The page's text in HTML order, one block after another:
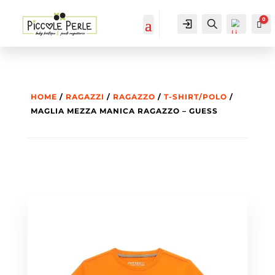
IL MIO
ACCOUNT
ACCOUNT
Cerca... 0
HOME / RAGAZZI / RAGAZZO / T-SHIRT/POLO /
MAGLIA MEZZA MANICA RAGAZZO – GUESS